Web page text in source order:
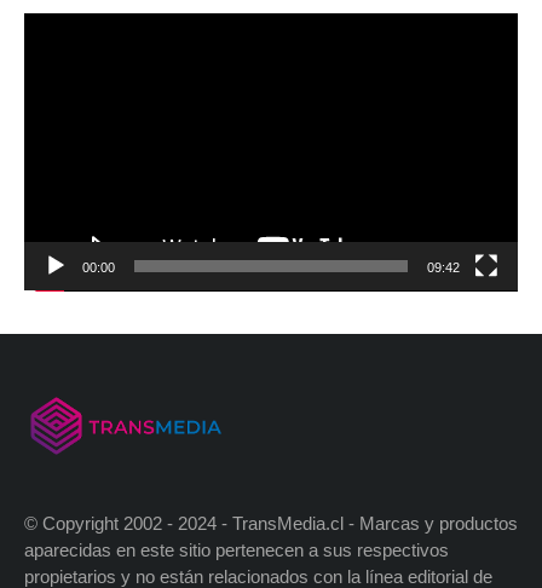
00:00 09:42
© Copyright 2002 - 2024 - TransMedia.cl - Marcas y productos
aparecidas en este sitio pertenecen a sus respectivos
propietarios y no están relacionados con la línea editorial de